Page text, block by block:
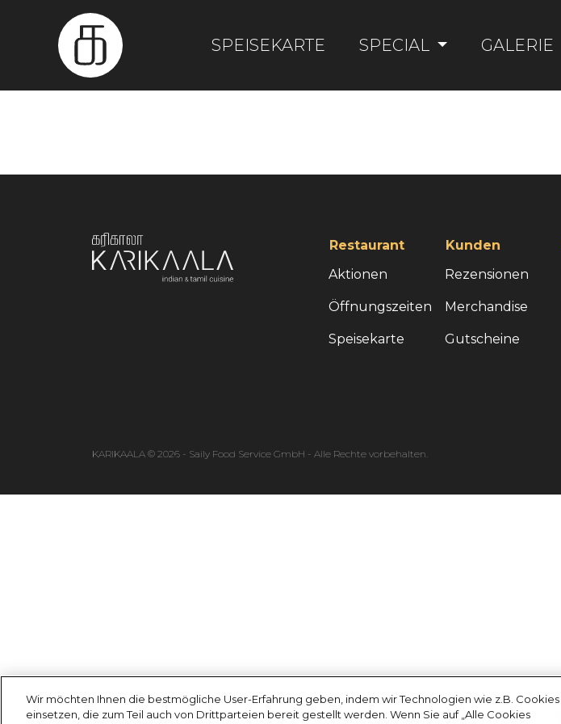
SPEISEKARTE SPECIAL GALERIE
Restaurant
Aktionen
Öffnungszeiten
Speisekarte
Kunden
Rezensionen
Merchandise
Gutscheine
KARIKAALA © 2026 - Saily Food Service GmbH - Alle Rechte vorbehalten.
Wir möchten Ihnen die bestmögliche User-Erfahrung geben, indem wir Technologien wie z.B. Cookies
einsetzen, die zum Teil auch von Drittparteien bereit gestellt werden. Wenn Sie auf „Alle Cookies